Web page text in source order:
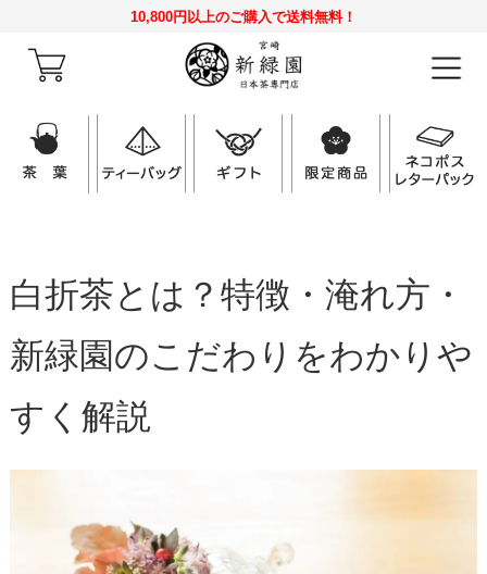
10,800円以上のご購入で送料無料！
白折茶とは？特徴・淹れ方・
新緑園のこだわりをわかりや
すく解説